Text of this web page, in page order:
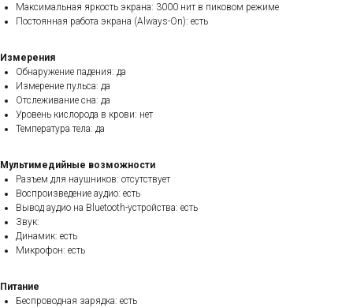
Максимальная яркость экрана: 3000 нит в пиковом режиме
Постоянная работа экрана (Always-On): есть
Измерения
Обнаружение падения: да
Измерение пульса: да
Отслеживание сна: да
Уровень кислорода в крови: нет
Температура тела: да
Мультимедийные возможности
Разъем для наушников: отсутствует
Воспроизведение аудио: есть
Вывод аудио на Bluetooth-устройства: есть
Звук:
Динамик: есть
Микрофон: есть
Питание
Беспроводная зарядка: есть